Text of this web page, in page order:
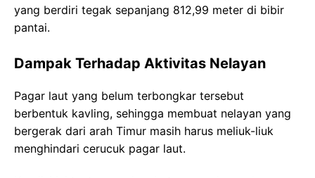
yang berdiri tegak sepanjang 812,99 meter di bibir
pantai.
Dampak Terhadap Aktivitas Nelayan
Pagar laut yang belum terbongkar tersebut
berbentuk kavling, sehingga membuat nelayan yang
bergerak dari arah Timur masih harus meliuk-liuk
menghindari cerucuk pagar laut.